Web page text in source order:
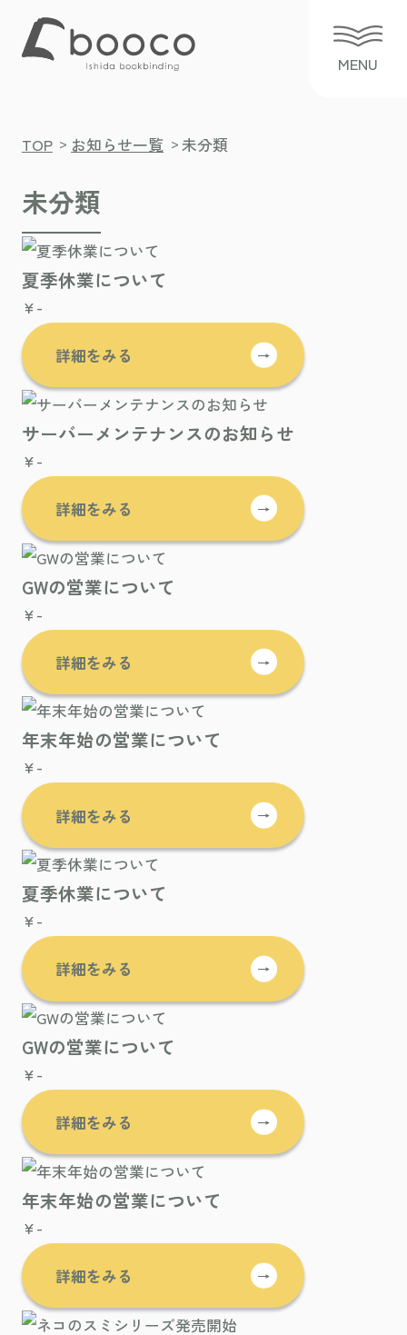
TOP > お知らせ一覧 > 未分類
未分類
夏季休業について
¥-
詳細をみる →
サーバーメンテナンスのお知らせ
¥-
詳細をみる →
GWの営業について
¥-
詳細をみる →
年末年始の営業について
¥-
詳細をみる →
夏季休業について
¥-
詳細をみる →
GWの営業について
¥-
詳細をみる →
年末年始の営業について
¥-
詳細をみる →